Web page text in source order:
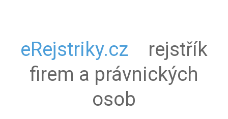
eRejstriky.cz
rejstřík
firem a právnických
osob